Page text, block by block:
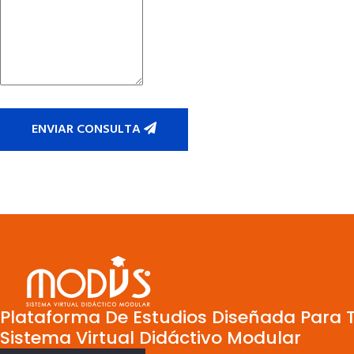
ENVIAR CONSULTA
Plataforma De Estudios Diseñada Para
Sistema Virtual Didáctivo Modular